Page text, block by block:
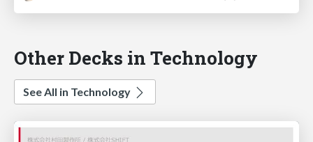
Other Decks in Technology
See All in Technology